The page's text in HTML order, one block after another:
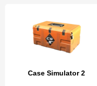
Case Simulator 2